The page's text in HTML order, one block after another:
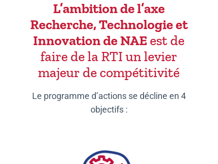
L’ambition de l’axe
Recherche, Technologie et
Innovation de NAE est de
faire de la RTI un levier
majeur de compétitivité
Le programme d’actions se décline en 4
objectifs :